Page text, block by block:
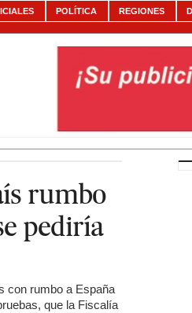
POLÍTICA REGIONES
rumbo
pediría
con rumbo a España
que la Fiscalía